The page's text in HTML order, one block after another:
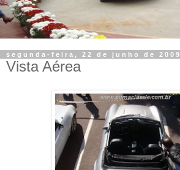
segunda-feira, 22 de junho de 2009
Vista Aérea